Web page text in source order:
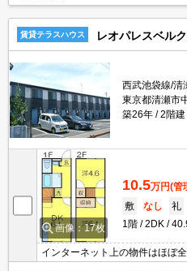
賃貸テラスハウス レオパレスベルク
西武池袋線/清
東京都清瀬市
築26年
2階建
画像：17枚
10.5万円(管
敷
なし 礼
1階
2DK
インターネット上の物件はほぼ
します。お気軽にお問合せくだ